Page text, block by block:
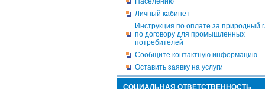
Личный кабинет
Инструкция по оплате за природный
по договору для промышленных
потребителей
Сообщите контактную информацию
Оставить заявку на услуги
СОЦИАЛЬНАЯ ОТВЕТСТВЕННОСТЬ